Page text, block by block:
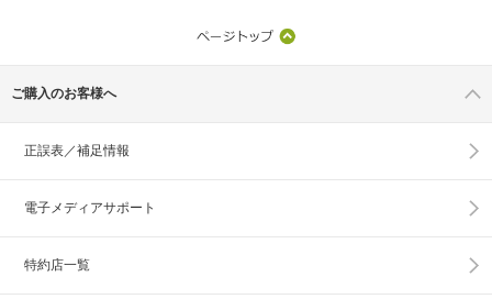
ご購入のお客様へ
正誤表／補足情報
電子メディアサポート
特約店一覧